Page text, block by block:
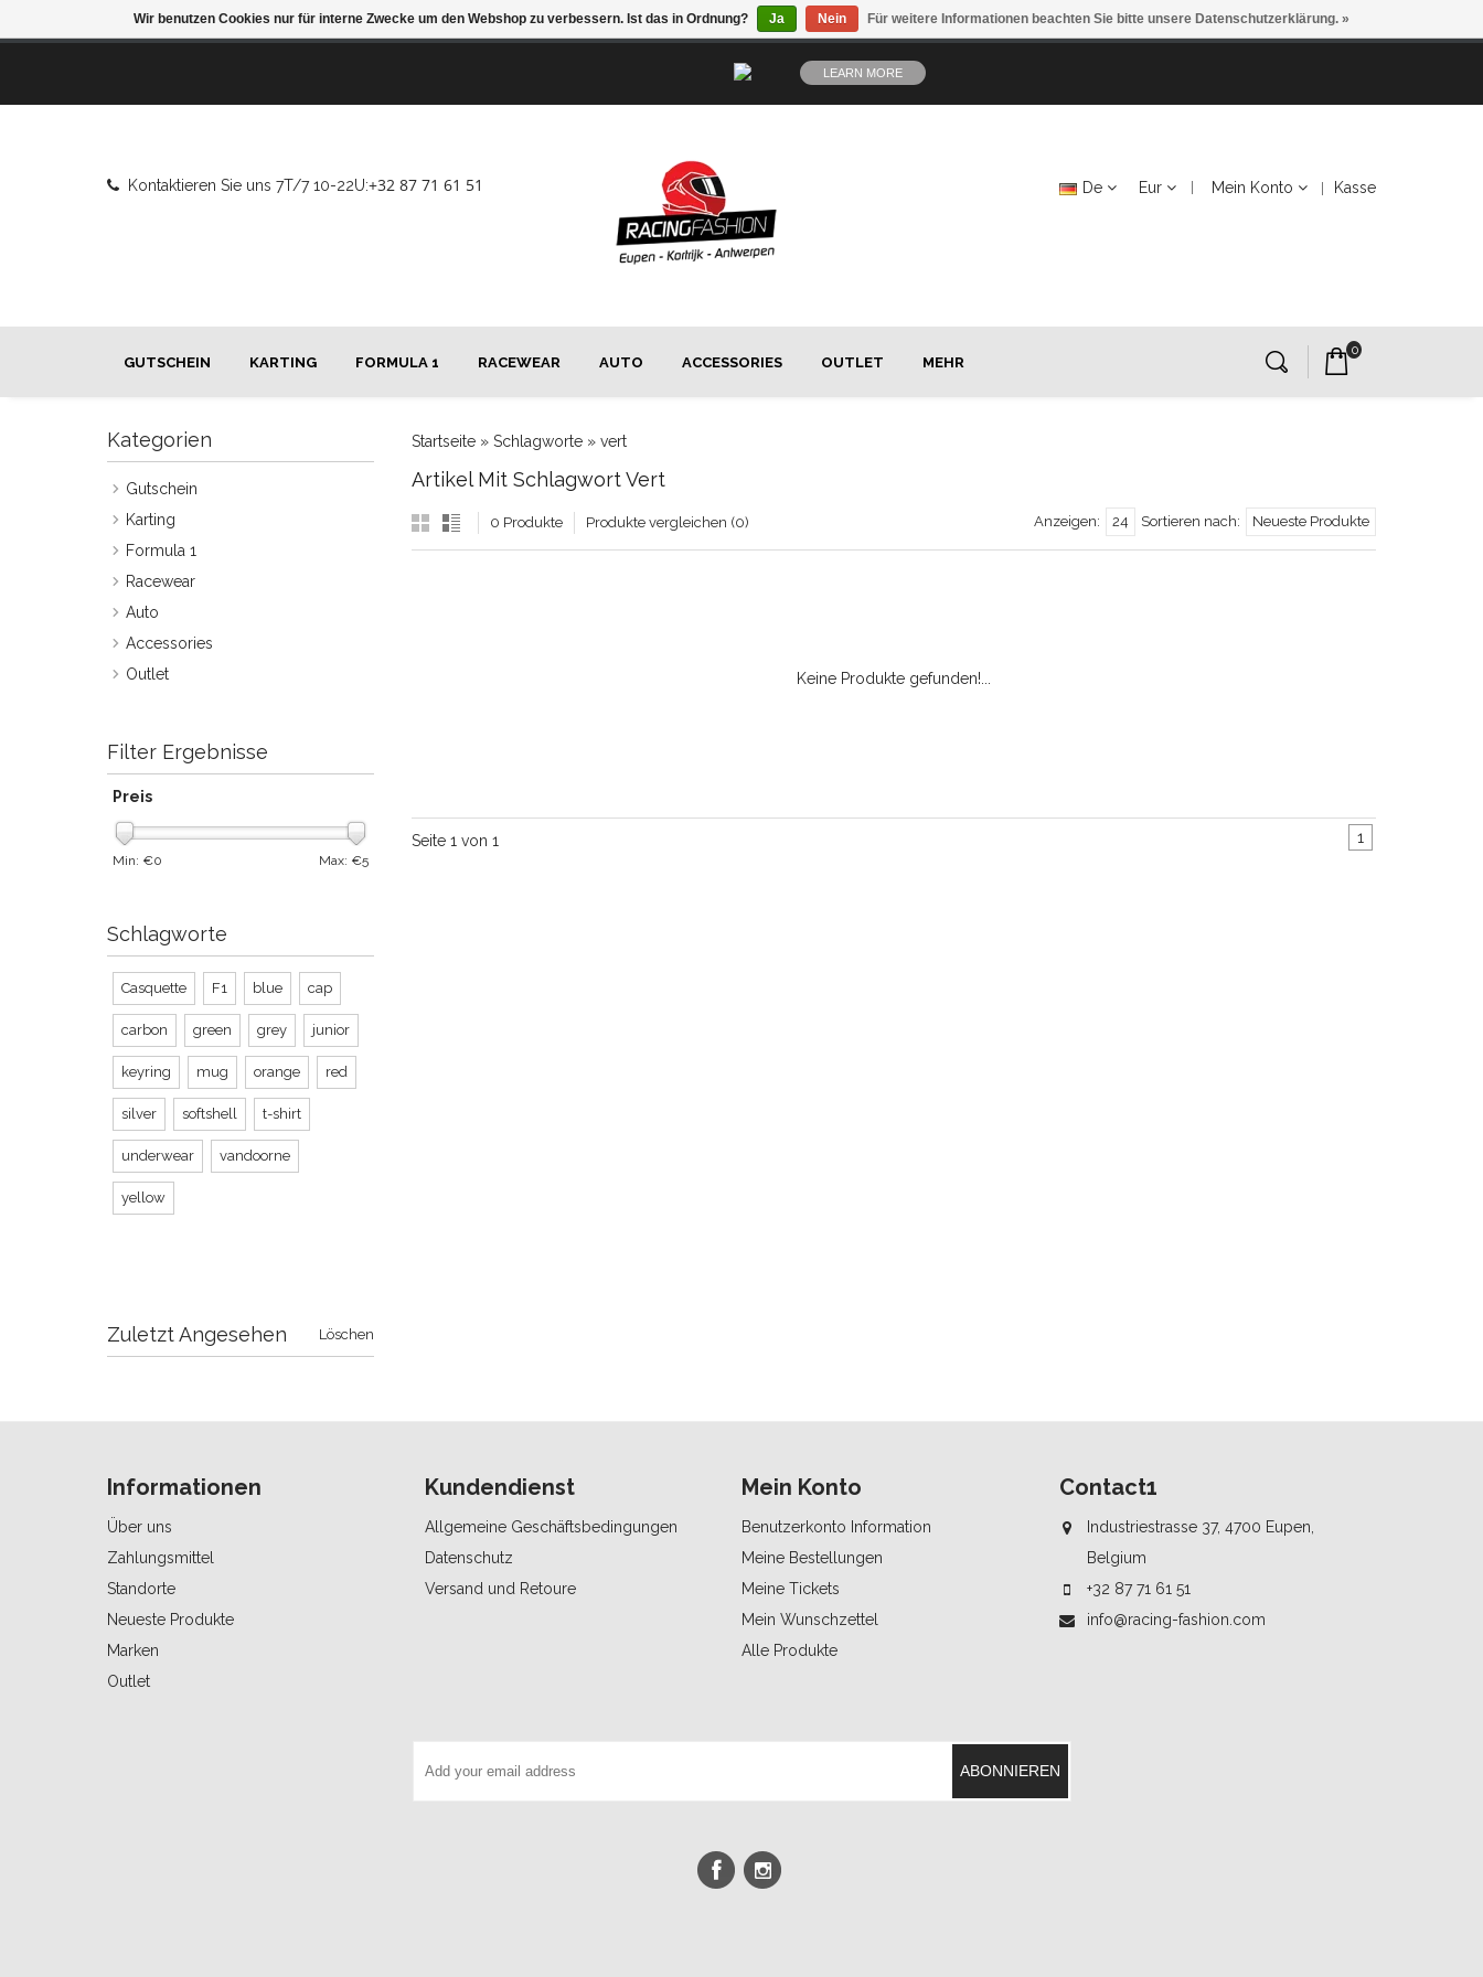
LEARN MORE
Kontaktieren Sie uns 7T/7 10-22U:+32 87 71 61 51 De Eur Mein Konto Kasse
GUTSCHEIN KARTING FORMULA 1 RACEWEAR AUTO ACCESSORIES OUTLET MEHR
0
Startseite » Schlagworte » vert
Artikel Mit Schlagwort Vert
0 Produkte Produkte vergleichen (0) Sortieren nach: Neueste Produkte
Anzeigen: 24
Keine Produkte gefunden!...
Seite 1 von 1 1
Kategorien
Gutschein
Karting
Formula 1
Racewear
Auto
Accessories
Outlet
Filter Ergebnisse
Preis
Min: €0 Max: €5
Schlagworte
Casquette F1 blue cap
carbon green grey junior
keyring mug orange red
silver softshell t-shirt
underwear vandoorne
yellow
Zuletzt Angesehen Löschen
Informationen
Über uns
Zahlungsmittel
Standorte
Neueste Produkte
Marken
Outlet
Kundendienst
Allgemeine Geschäftsbedingungen
Datenschutz
Versand und Retoure
Mein Konto
Benutzerkonto Information
Meine Bestellungen
Meine Tickets
Mein Wunschzettel
Alle Produkte
Contact1
Industriestrasse 37, 4700 Eupen,
Belgium
+32 87 71 61 51
info@racing-fashion.com
ABONNIEREN
Wir benutzen Cookies nur für interne Zwecke um den Webshop zu verbessern. Ist das in Ordnung? Ja Nein Für weitere Informationen beachten Sie bitte unsere Datenschutzerklärung. »